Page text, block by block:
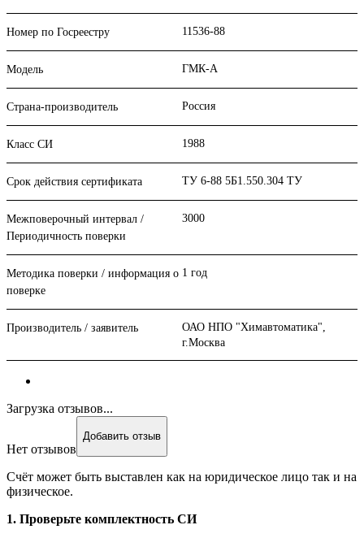
Номер по Госреестру 11536-88
Модель ГМК-А
Страна-производитель Россия
Класс СИ 1988
Срок действия сертификата ТУ 6-88 5Б1.550.304 ТУ
Межповерочный интервал /
Периодичность поверки
3000
Методика поверки / информация о
поверке
1 год
Производитель / заявитель
ОАО НПО "Химавтоматика",
г.Москва
Загрузка отзывов...
Нет отзывов
Добавить отзыв
Счёт может быть выставлен как на юридическое лицо так и на
физическое.
1. Проверьте комплектность СИ